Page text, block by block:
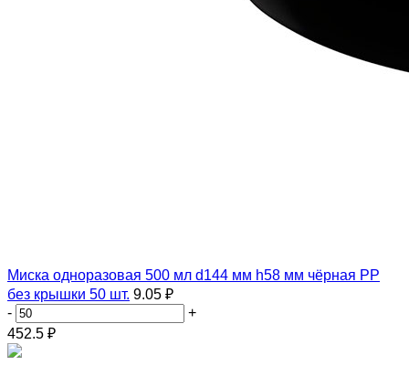
Миска одноразовая 500 мл d144 мм h58 мм чёрная PP
без крышки 50 шт. 9.05 ₽
-
+
452.5 ₽